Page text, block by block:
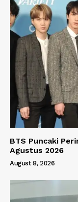
BTS Puncaki
Agustus 2026
August 8, 2026